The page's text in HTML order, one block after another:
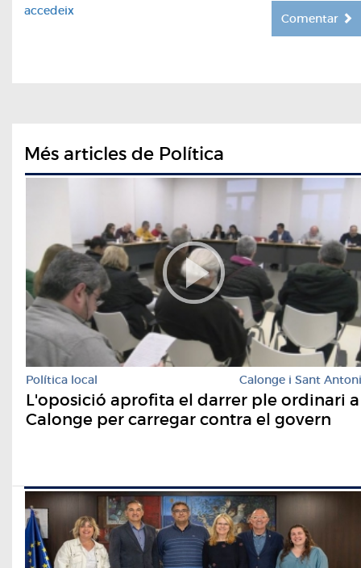
accedeix
Comentar
Més articles de Política
Política local Calonge i Sant Antoni
L'oposició aprofita el darrer ple ordinari a
Calonge per carregar contra el govern